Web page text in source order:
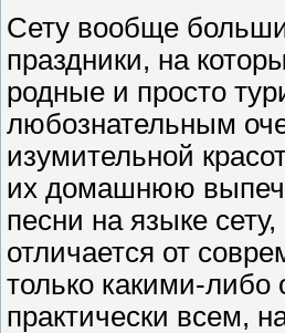
Сету вообще
праздники, на
родные и просто
любознательным
изумительной
их домашнюю
песни на языке
отличается от
только какими-
практически всем,